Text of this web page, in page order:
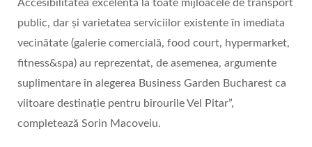
Accesibilitatea excelentă la toate mijloacele de transport
public, dar și varietatea serviciilor existente în imediata
vecinătate (galerie comercială, food court, hypermarket,
fitness&spa) au reprezentat, de asemenea, argumente
suplimentare în alegerea Business Garden Bucharest ca
viitoare destinație pentru birourile Vel Pitar”,
completează Sorin Macoveiu.